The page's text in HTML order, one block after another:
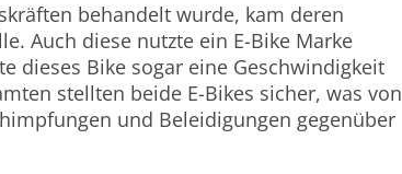
behandelt wurde, kam deren
Auch diese nutzte ein E-Bike Marke
dieses Bike sogar eine Geschwindigkeit
stellten beide E-Bikes sicher, was von
und Beleidigungen gegenüber